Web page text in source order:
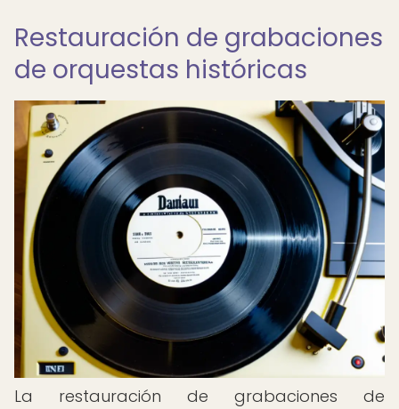
Restauración de grabaciones
de orquestas históricas
La restauración de grabaciones de